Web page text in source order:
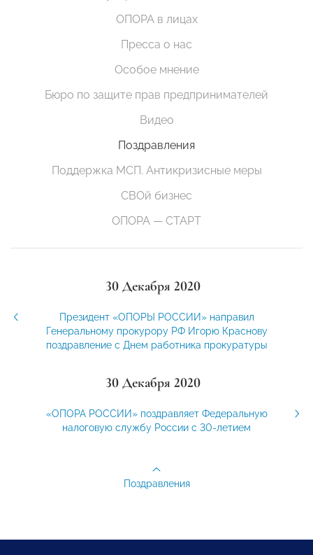
ОПОРА в лицах
Пресса о нас
Особое мнение
Бюро по защите прав предпринимателей
Видео
Поздравления
Поддержка МСП. Антикризисные меры
СВОй бизнес
ОПОРА — СТАРТ
30 Декабря 2020
Президент «ОПОРЫ РОССИИ» направил
Генеральному прокурору РФ Игорю Краснову
поздравление с Днем работника прокуратуры
30 Декабря 2020
«ОПОРА РОССИИ» поздравляет Федеральную
налоговую службу России с 30-летием
Поздравления